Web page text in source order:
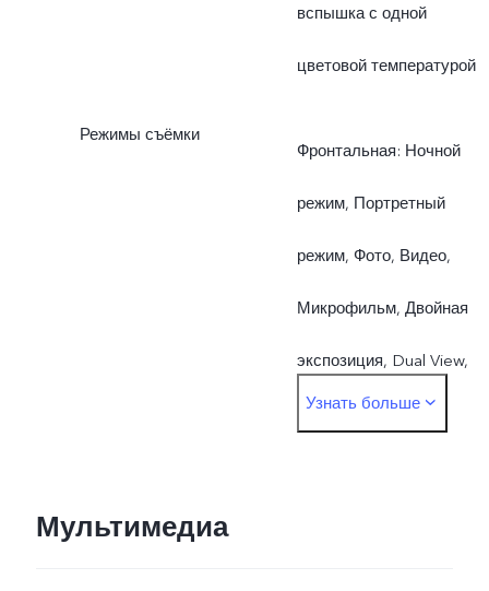
вспышка с одной
цветовой температурой
Режимы съёмки
Фронтальная: Ночной
режим, Портретный
режим, Фото, Видео,
Микрофильм, Двойная
экспозиция, Dual View,
Живое фото
Узнать больше
Мультимедиа